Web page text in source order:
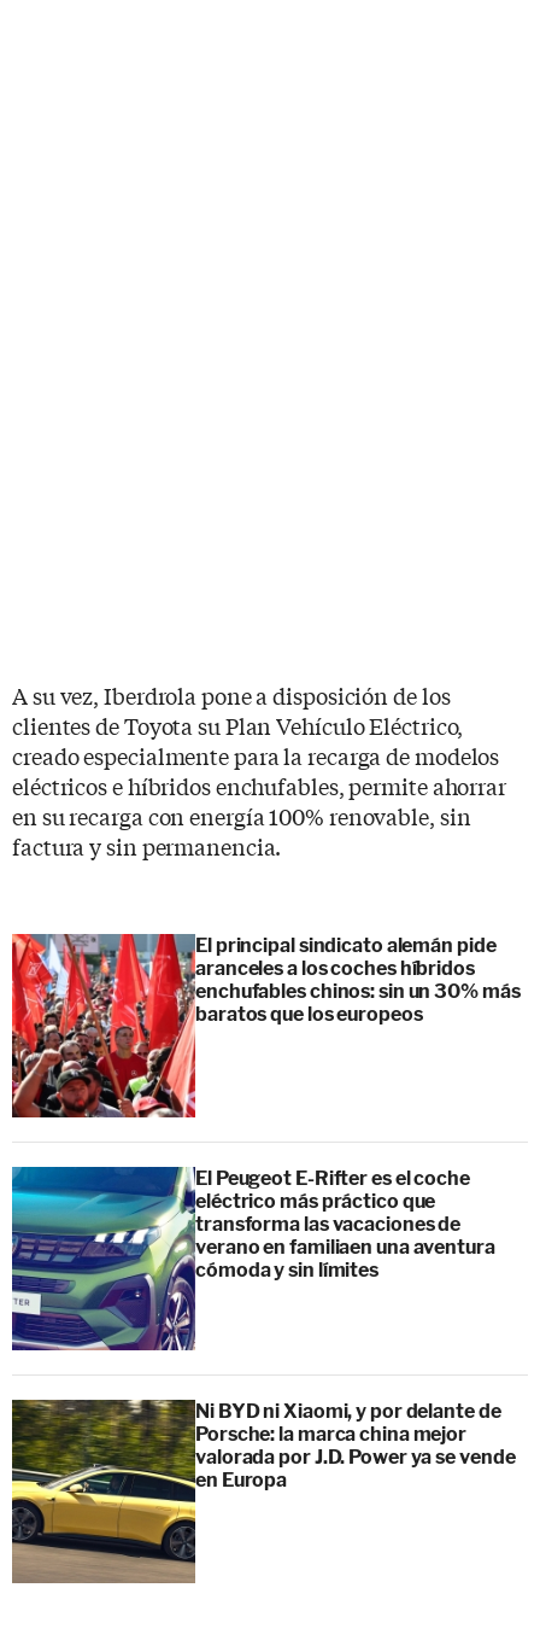
A su vez, Iberdrola pone a disposición de los
clientes de Toyota su Plan Vehículo Eléctrico,
creado especialmente para la recarga de modelos
eléctricos e híbridos enchufables, permite ahorrar
en su recarga con energía 100% renovable, sin
factura y sin permanencia.
El principal sindicato alemán pide
aranceles a los coches híbridos
enchufables chinos: sin un 30% más
baratos que los europeos
El Peugeot E-Rifter es el coche
eléctrico más práctico que
transforma las vacaciones de
verano en familiaen una aventura
cómoda y sin límites
Ni BYD ni Xiaomi, y por delante de
Porsche: la marca china mejor
valorada por J.D. Power ya se vende
en Europa